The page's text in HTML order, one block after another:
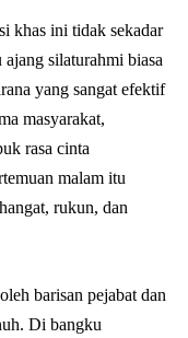
khas ini tidak sekadar
silaturahmi biasa
yang sangat efektif
masyarakat,
rasa cinta
malam itu
rukun, dan
barisan pejabat dan
Di bangku